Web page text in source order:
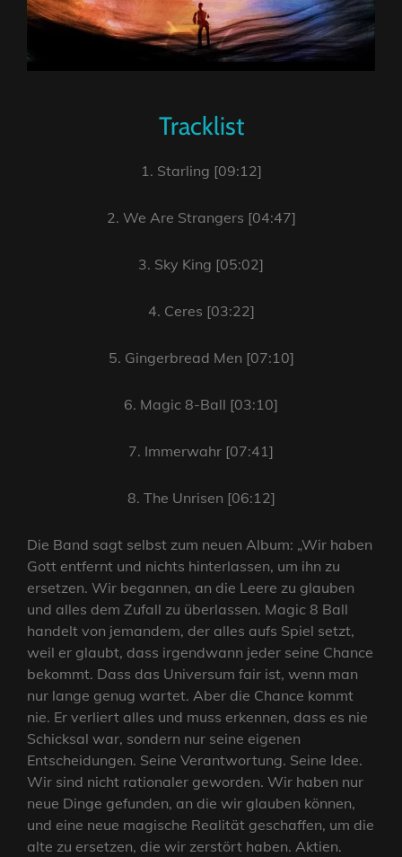
Tracklist
1. Starling [09:12]
2. We Are Strangers [04:47]
3. Sky King [05:02]
4. Ceres [03:22]
5. Gingerbread Men [07:10]
6. Magic 8-Ball [03:10]
7. Immerwahr [07:41]
8. The Unrisen [06:12]
Die Band sagt selbst zum neuen Album: „Wir haben
Gott entfernt und nichts hinterlassen, um ihn zu
ersetzen. Wir begannen, an die Leere zu glauben
und alles dem Zufall zu überlassen. Magic 8 Ball
handelt von jemandem, der alles aufs Spiel setzt,
weil er glaubt, dass irgendwann jeder seine Chance
bekommt. Dass das Universum fair ist, wenn man
nur lange genug wartet. Aber die Chance kommt
nie. Er verliert alles und muss erkennen, dass es nie
Schicksal war, sondern nur seine eigenen
Entscheidungen. Seine Verantwortung. Seine Idee.
Wir sind nicht rationaler geworden. Wir haben nur
neue Dinge gefunden, an die wir glauben können,
und eine neue magische Realität geschaffen, um die
alte zu ersetzen, die wir zerstört haben. Aktien.